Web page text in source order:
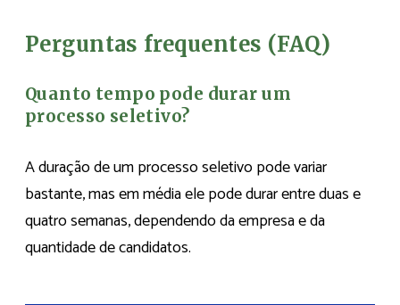
Perguntas frequentes (FAQ)
Quanto tempo pode durar um
processo seletivo?
A duração de um processo seletivo pode variar
bastante, mas em média ele pode durar entre duas e
quatro semanas, dependendo da empresa e da
quantidade de candidatos.